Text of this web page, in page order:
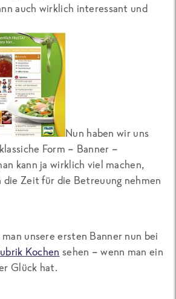
auch wirklich interessant und
Nun haben wir uns
Form – Banner –
kann ja wirklich viel machen,
die Zeit für die Betreuung nehmen
unsere ersten Banner nun bei
Kochen sehen – wenn man ein
Glück hat.